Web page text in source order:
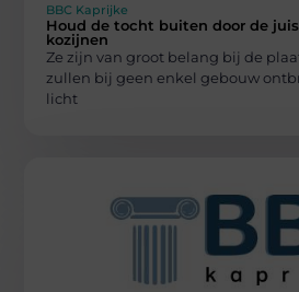
BBC Kaprijke
Houd de tocht buiten door de
kozijnen
Ze zijn van groot belang bij de
zullen bij geen enkel gebouw
licht